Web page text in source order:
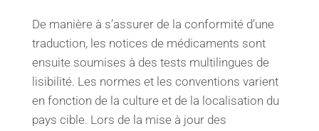
De manière à s’assurer de la conformité d’une
traduction, les notices de médicaments sont
ensuite soumises à des tests multilingues de
lisibilité. Les normes et les conventions varient
en fonction de la culture et de la localisation du
pays cible. Lors de la mise à jour des